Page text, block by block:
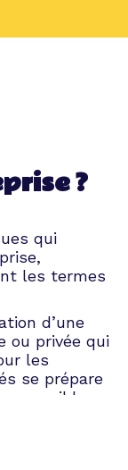
?
qui
les termes
d’une
ou privée qui
les
se prépare
une cible
locaux